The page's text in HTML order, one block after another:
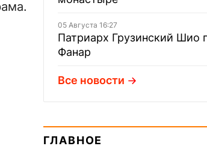
05 Августа 16:27
Патриарх Грузинский Шио
Фанар
Все новости
ГЛАВНОЕ